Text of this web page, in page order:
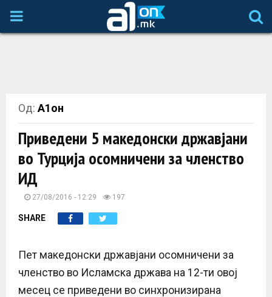
P
M
A
R
M
Од: А1он
Приведени 5 македонски државјани
во Турција осомничени за членство
ИД
27/08/2016 - 12:29 197
SHARE
Пет македонски државјани осомничени за
членство во Исламска држава на 12-ти овој
месец се приведени во синхронизирана